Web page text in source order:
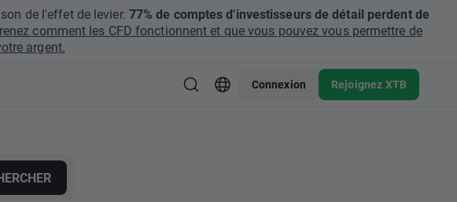
de l'effet de levier. 77% de comptes d'investisseurs de détail perdent de
comment les CFD fonctionnent et que vous pouvez vous permettre de
argent.
Connexion Rejoignez XTB